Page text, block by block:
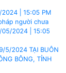
| 15:05 PM
người chưa
2024 | 15:05
5/2024 TẠI BUÔN
BÔNG, TỈNH